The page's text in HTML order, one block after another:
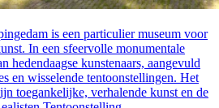
is een particulier museum voor
In een sfeervolle monumentale
hedendaagse kunstenaars, aangevuld
en wisselende tentoonstellingen. Het
toegankelijke, verhalende kunst en de